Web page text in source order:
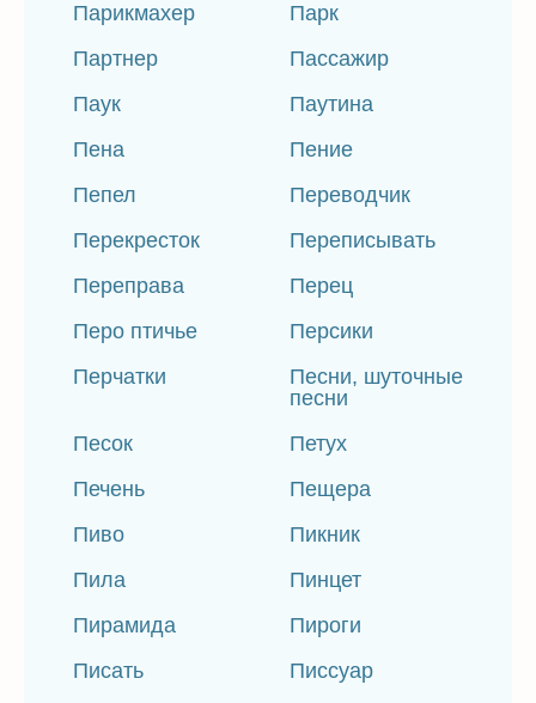
Парикмахер
Парк
Партнер
Пассажир
Паук
Паутина
Пена
Пение
Пепел
Переводчик
Перекресток
Переписывать
Переправа
Перец
Перо птичье
Персики
Перчатки
Песни, шуточные
песни
Песок
Петух
Печень
Пещера
Пиво
Пикник
Пила
Пинцет
Пирамида
Пироги
Писать
Писсуар